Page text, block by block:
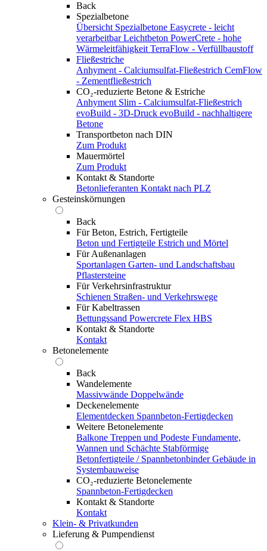
Back
Spezialbetone
Übersicht Spezialbetone Easycrete - leicht
verarbeitbar Leichtbeton PowerCrete - hohe
Wärmeleitfähigkeit TerraFlow - Verfüllbaustoff
Fließestriche
Anhyment - Calciumsulfat-Fließestrich CemFlow
- Zementfließestrich
CO₂-reduzierte Betone & Estriche
Anhyment Slim - Calciumsulfat-Fließestrich
evoBuild - 3D-Druck evoBuild - nachhaltigere
Betone
Transportbeton nach DIN
Zum Produkt
Mauermörtel
Zum Produkt
Kontakt & Standorte
Betonlieferanten Kontakt nach PLZ
Gesteinskörnungen
Back
Für Beton, Estrich, Fertigteile
Beton und Fertigteile Estrich und Mörtel
Für Außenanlagen
Sportanlagen Garten- und Landschaftsbau
Pflastersteine
Für Verkehrsinfrastruktur
Schienen Straßen- und Verkehrswege
Für Kabeltrassen
Bettungssand Powercrete Flex HBS
Kontakt & Standorte
Kontakt
Betonelemente
Back
Wandelemente
Massivwände Doppelwände
Deckenelemente
Elementdecken Spannbeton-Fertigdecken
Weitere Betonelemente
Balkone Treppen und Podeste Fundamente,
Wannen und Schächte Stabförmige
Betonfertigteile / Spannbetonbinder Gebäude in
Systembauweise
CO₂-reduzierte Betonelemente
Spannbeton-Fertigdecken
Kontakt & Standorte
Kontakt
Klein- & Privatkunden
Lieferung & Pumpendienst